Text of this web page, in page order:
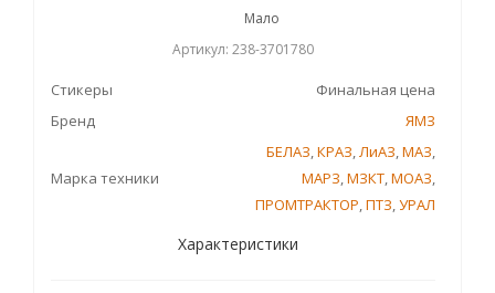
Мало
Артикул: 238-3701780
Стикеры
Финальная цена
Бренд
ЯМЗ
Марка техники
БЕЛАЗ,КРАЗ,ЛиАЗ,МАЗ,
МАРЗ,МЗКТ,МОАЗ,
ПРОМТРАКТОР,ПТЗ,УРАЛ
Характеристики